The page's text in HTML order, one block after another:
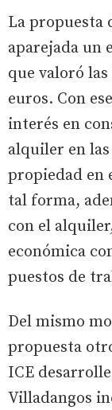
La propuesta
aparejada un
que valoró las
euros. Con
interés en
alquiler en
propiedad en
tal forma,
con el
económica
puestos de
Del mismo
propuesta
ICE
Villadangos